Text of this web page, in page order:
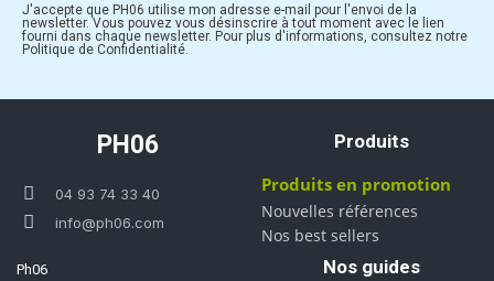
J'accepte que PH06 utilise mon adresse e-mail pour l'envoi de la
newsletter. Vous pouvez vous désinscrire à tout moment avec le lien
fourni dans chaque newsletter. Pour plus d'informations, consultez notre
Politique de Confidentialité.
PH06
04 93 74 33 40
info@ph06.com
Ph06
Produits
Produits en promotion
Nouvelles références
Nos best sellers
Nos guides